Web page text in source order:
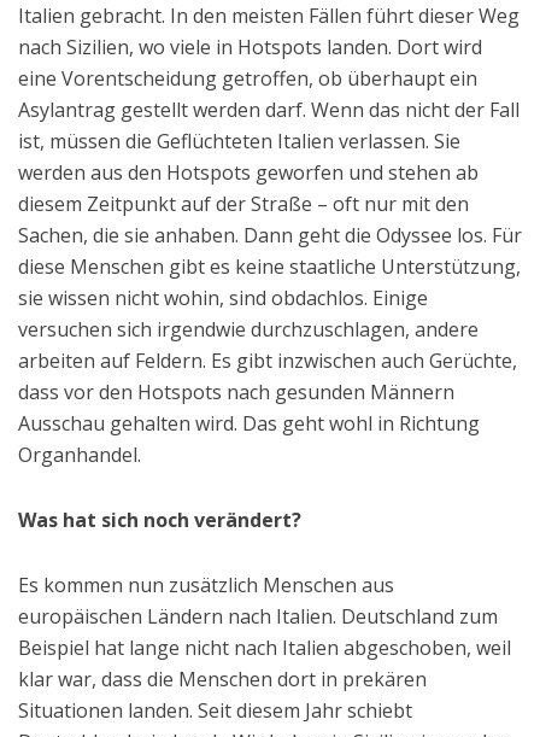
Italien gebracht. In den meisten Fällen führt dieser Weg
nach Sizilien, wo viele in Hotspots landen. Dort wird
eine Vorentscheidung getroffen, ob überhaupt ein
Asylantrag gestellt werden darf. Wenn das nicht der Fall
ist, müssen die Geflüchteten Italien verlassen. Sie
werden aus den Hotspots geworfen und stehen ab
diesem Zeitpunkt auf der Straße – oft nur mit den
Sachen, die sie anhaben. Dann geht die Odyssee los. Für
diese Menschen gibt es keine staatliche Unterstützung,
sie wissen nicht wohin, sind obdachlos. Einige
versuchen sich irgendwie durchzuschlagen, andere
arbeiten auf Feldern. Es gibt inzwischen auch Gerüchte,
dass vor den Hotspots nach gesunden Männern
Ausschau gehalten wird. Das geht wohl in Richtung
Organhandel.
Was hat sich noch verändert?
Es kommen nun zusätzlich Menschen aus
europäischen Ländern nach Italien. Deutschland zum
Beispiel hat lange nicht nach Italien abgeschoben, weil
klar war, dass die Menschen dort in prekären
Situationen landen. Seit diesem Jahr schiebt